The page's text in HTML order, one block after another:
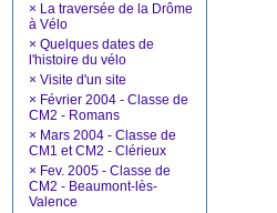
× La traversée de la Drôme
à Vélo
× Quelques dates de
l'histoire du vélo
× Visite d'un site
× Février 2004 - Classe de
CM2 - Romans
× Mars 2004 - Classe de
CM1 et CM2 - Clérieux
× Fev. 2005 - Classe de
CM2 - Beaumont-lès-
Valence